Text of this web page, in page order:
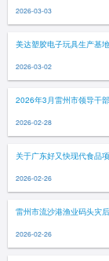
2026-03-03
美达塑胶电子玩具生产基
2026-03-02
2026年3月雷州市领导干
2026-02-28
关于广东好又快现代食品
2026-02-26
雷州市流沙港渔业码头灾
2026-02-26